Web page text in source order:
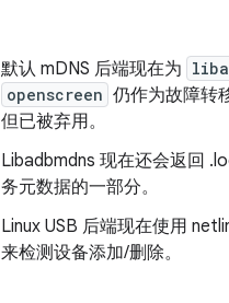
默认 mDNS 后端现在为
openscreen 仍作为故障转
但已被弃用。
Libadbmdns 现在还会返回
务元数据的一部分。
Linux USB 后端现在使用
来检测设备添加/删除。